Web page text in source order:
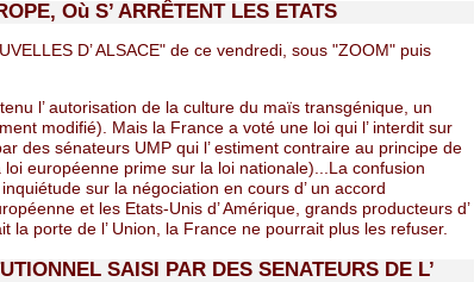
Où S’ ARRÊTENT LES ETATS
D’ ALSACE" de ce vendredi, sous "ZOOM" puis
l’ autorisation de la culture du maïs transgénique, un
modifié). Mais la France a voté une loi qui l’ interdit sur
des sénateurs UMP qui l’ estiment contraire au principe de
européenne prime sur la loi nationale)...La confusion
sur la négociation en cours d’ un accord
et les Etats-Unis d’ Amérique, grands producteurs d’
la porte de l’ Union, la France ne pourrait plus les refuser.
SAISI PAR DES SENATEURS DE L’